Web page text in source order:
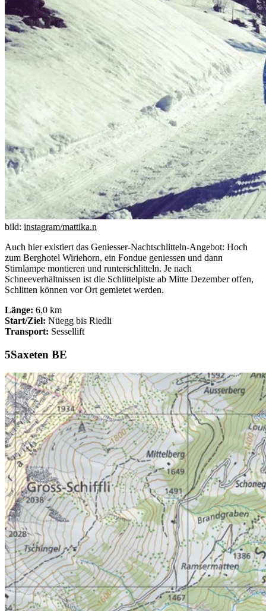
bild: instagram/mattika.n
Auch hier existiert das Geniesser-Nachtschlitteln-Angebot: Hoch
zum Berghotel Wiriehorn, ein Fondue geniessen und dann
Stirnlampe montieren und runterschlitteln. Je nach
Schneeverhältnissen ist die Schlittelpiste ab Mitte Dezember offen,
Schlitten können vor Ort gemietet werden.
Länge: 6,0 km
Start/Ziel: Nüegg bis Riedli
Transport: Sessellift​
Saxeten BE